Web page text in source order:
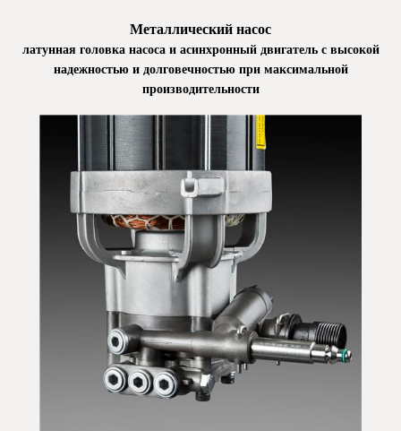
Металлический насос
латунная головка насоса и асинхронный двигатель с высокой
надежностью и долговечностью при максимальной
производительности